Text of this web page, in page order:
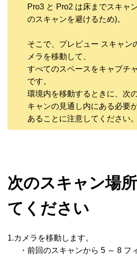
Pro3 と Pro2 は床までスキャ
のスキャンを避けるため)。
そこで、プレビュー スキャン
メラを移動して、
すべてのスペースをキャプチ
です。
環境内を移動するときに、次
キャンの見通し内にある必要
あることに注意してください。
次のスキャン場
てください
1.カメラを移動します。
・前回のスキャンから 5 ～ 8 フ